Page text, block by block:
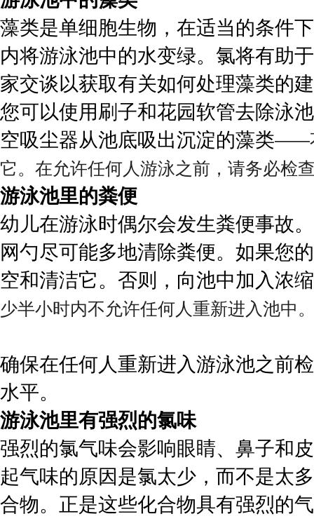
藻类是单细胞生物，在适当的条件
内将游泳池中的水变绿。氯将有助
家交谈以获取有关如何处理藻类的
您可以使用刷子和花园软管去除泳
空吸尘器从池底吸出沉淀的藻类——
它。在允许任何人游泳之前，请务必检
游泳池里的粪便
幼儿在游泳时偶尔会发生粪便事故
网勺尽可能多地清除粪便。如果您
空和清洁它。否则，向池中加入浓缩
少半小时内不允许任何人重新进入池中
确保在任何人重新进入游泳池之前
水平。
游泳池里有强烈的氯味
强烈的氯气味会影响眼睛、鼻子和
起气味的原因是氯太少，而不是太
合物。正是这些化合物具有强烈的